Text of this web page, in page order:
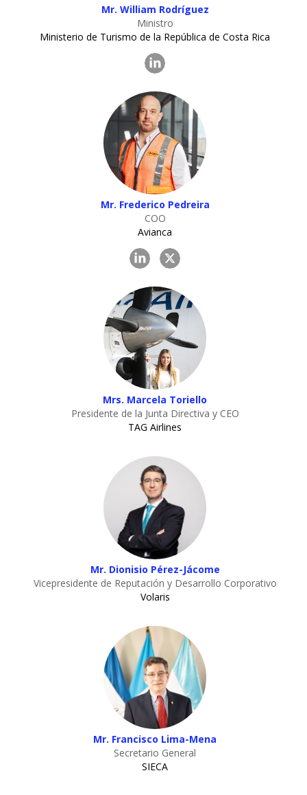
Mr. William Rodríguez
Ministro
Ministerio de Turismo de la República de Costa Rica
Mr. Frederico Pedreira
COO
Avianca
Mrs. Marcela Toriello
Presidente de la Junta Directiva y CEO
TAG Airlines
Mr. Dionisio Pérez-Jácome
Vicepresidente de Reputación y Desarrollo Corporativo
Volaris
Mr. Francisco Lima-Mena
Secretario General
SIECA